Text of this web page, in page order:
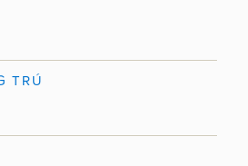
TRÚ